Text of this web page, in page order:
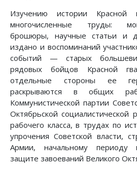
Изучению истории Красной
многочисленные труды:
брошюры, научные статьи и
издано и воспоминаний
событий — старых
рядовых бойцов Красной
отдельные стороны ее
раскрываются в общих
Коммунистической партии
Октябрьской социалистической
рабочего класса, в трудах по
упрочения Советской власти,
Армии, начальному периоду
защите завоеваний Великого